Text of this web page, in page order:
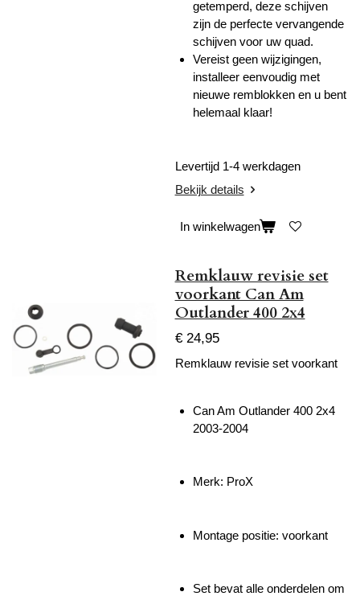
getemperd, deze schijven
zijn de perfecte vervangende
schijven voor uw quad.
Vereist geen wijzigingen,
installeer eenvoudig met
nieuwe remblokken en u bent
helemaal klaar!
Levertijd 1-4 werkdagen
Bekijk details
In winkelwagen
Remklauw revisie set
voorkant Can Am
Outlander 400 2x4
€ 24,95
Remklauw revisie set voorkant
Can Am Outlander 400 2x4
2003-2004
Merk: ProX
Montage positie: voorkant
Set bevat alle onderdelen om